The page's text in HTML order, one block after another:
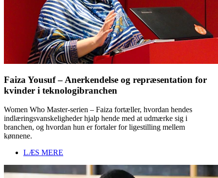
Faiza Yousuf – Anerkendelse og repræsentation for
kvinder i teknologibranchen
Women Who Master-serien – Faiza fortæller, hvordan hendes
indlæringsvanskeligheder hjalp hende med at udmærke sig i
branchen, og hvordan hun er fortaler for ligestilling mellem
kønnene.
LÆS MERE